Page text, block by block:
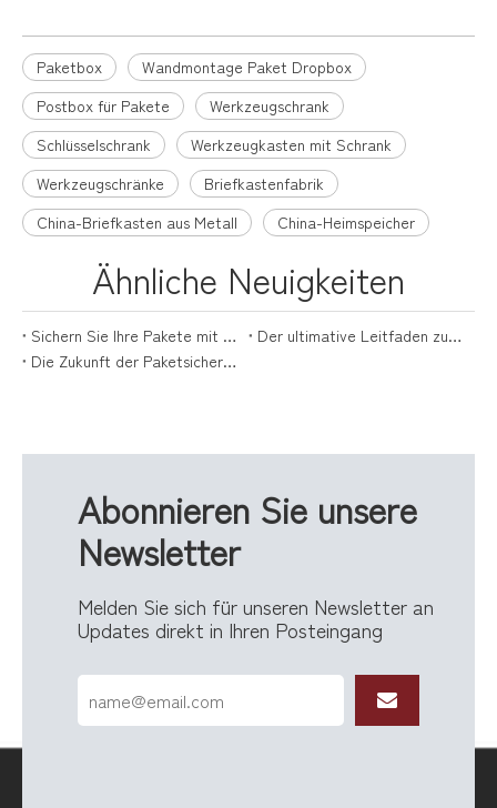
Paketbox
Wandmontage Paket Dropbox
Postbox für Pakete
Werkzeugschrank
Schlüsselschrank
Werkzeugkasten mit Schrank
Werkzeugschränke
Briefkastenfabrik
China-Briefkasten aus Metall
China-Heimspeicher
Ähnliche Neuigkeiten
Sichern Sie Ihre Pakete mit Stil: Der ultimative Leitfaden für Paketboxen
Der ultimative Leitfaden zur Auswahl der perfekten Versandbox für Pakete
Die Zukunft der Paketsicherheit liegt mit Paketzustellboxen
Abonnieren Sie unsere
Newsletter
Melden Sie sich für unseren Newsletter an
Updates direkt in Ihren Posteingang